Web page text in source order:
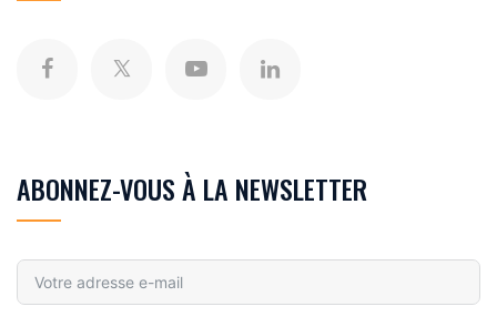
ABONNEZ-VOUS À LA NEWSLETTER